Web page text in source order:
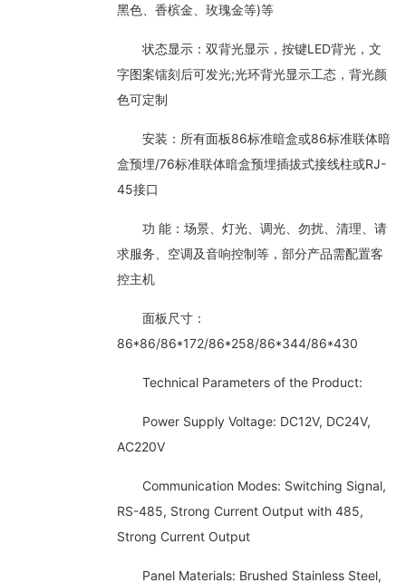
黑色、香槟金、玫瑰金等)等
状态显示：双背光显示，按键LED背光，文
字图案镭刻后可发光;光环背光显示工态，背光颜
色可定制
安装：所有面板86标准暗盒或86标准联体暗
盒预埋/76标准联体暗盒预埋插拔式接线柱或RJ-
45接口
功 能：场景、灯光、调光、勿扰、清理、请
求服务、空调及音响控制等，部分产品需配置客
控主机
面板尺寸：
86*86/86*172/86*258/86*344/86*430
Technical Parameters of the Product:
Power Supply Voltage: DC12V, DC24V,
AC220V
Communication Modes: Switching Signal,
RS-485, Strong Current Output with 485,
Strong Current Output
Panel Materials: Brushed Stainless Steel,